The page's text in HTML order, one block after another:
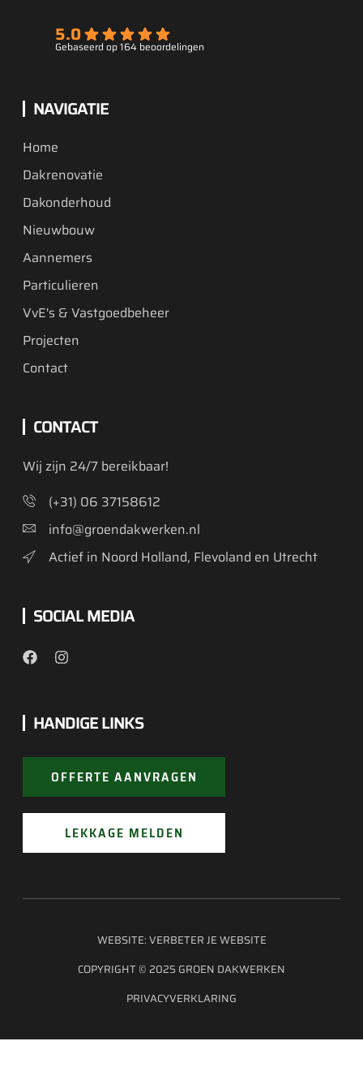
5.0
Gebaseerd op 164 beoordelingen
NAVIGATIE
Home
Dakrenovatie
Dakonderhoud
Nieuwbouw
Aannemers
Particulieren
VvE's & Vastgoedbeheer
Projecten
Contact
CONTACT
Wij zijn 24/7 bereikbaar!
(+31) 06 37158612
info@groendakwerken.nl
Actief in Noord Holland, Flevoland en Utrecht
SOCIAL MEDIA
HANDIGE LINKS
OFFERTE AANVRAGEN
LEKKAGE MELDEN
COPYRIGHT © 2025 GROEN DAKWERKEN
PRIVACYVERKLARING
WEBSITE:VERBETER JE WEBSITE